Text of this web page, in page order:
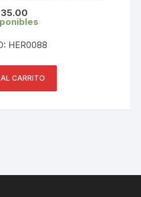
HER0088
CARRITO